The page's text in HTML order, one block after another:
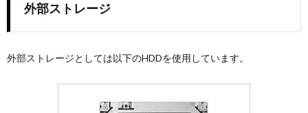
外部ストレージ
外部ストレージとしては以下のHDDを使用しています。